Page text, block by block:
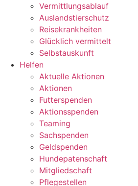
Vermittlungsablauf
Auslandstierschutz
Reisekrankheiten
Glücklich vermittelt
Selbstauskunft
Helfen
Aktuelle Aktionen
Aktionen
Futterspenden
Aktionsspenden
Teaming
Sachspenden
Geldspenden
Hundepatenschaft
Mitgliedschaft
Pflegestellen